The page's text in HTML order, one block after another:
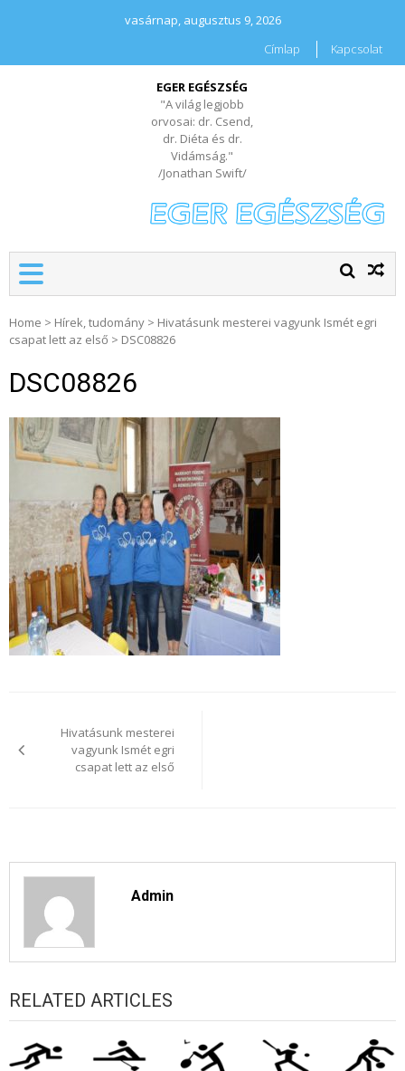
vasárnap, augusztus 9, 2026
Címlap
Kapcsolat
EGER EGÉSZSÉG
"A világ legjobb
orvosai: dr. Csend,
dr. Diéta és dr.
Vidámság."
/Jonathan Swift/
Home > Hírek, tudomány > Hivatásunk mesterei vagyunk Ismét egri
csapat lett az első > DSC08826
DSC08826
navigációHivatásunk mesterei
vagyunk Ismét egri
csapat lett az első
Admin
RELATED ARTICLES